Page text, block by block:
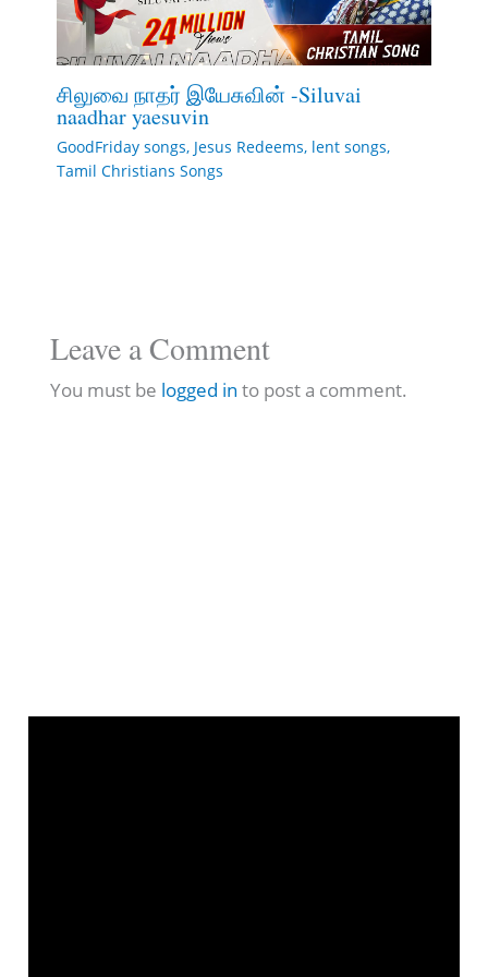
சிலுவை நாதர் இயேசுவின் -Siluvai
naadhar yaesuvin
GoodFriday songs, Jesus Redeems, lent songs,
Tamil Christians Songs
Leave a Comment
You must be logged in to post a comment.